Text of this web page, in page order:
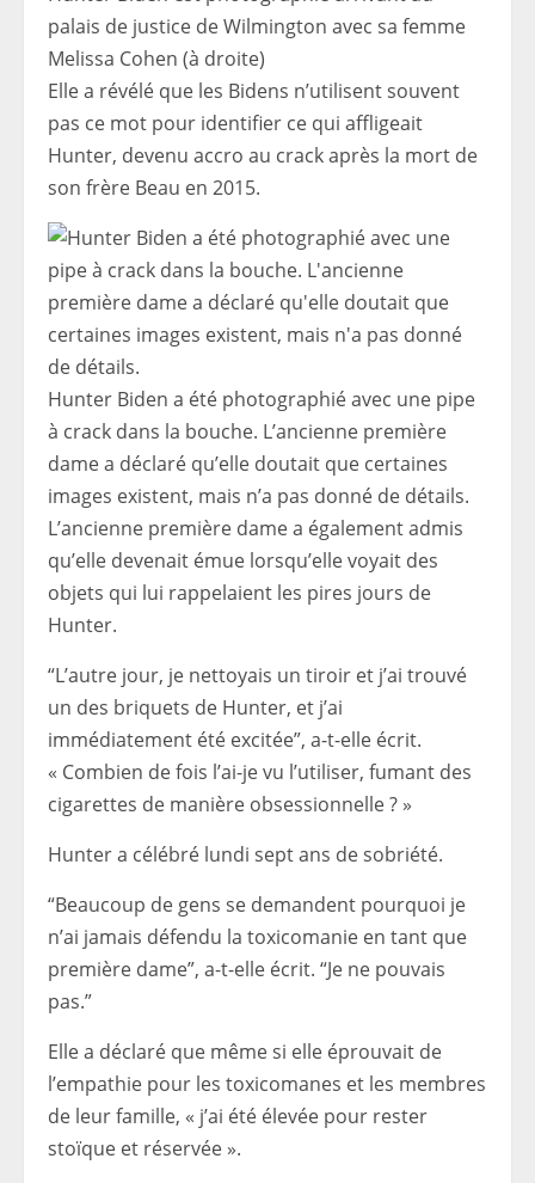
palais de justice de Wilmington avec sa femme
Melissa Cohen (à droite)
Elle a révélé que les Bidens n’utilisent souvent
pas ce mot pour identifier ce qui affligeait
Hunter, devenu accro au crack après la mort de
son frère Beau en 2015.
Hunter Biden a été photographié avec une pipe
à crack dans la bouche. L’ancienne première
dame a déclaré qu’elle doutait que certaines
images existent, mais n’a pas donné de détails.
L’ancienne première dame a également admis
qu’elle devenait émue lorsqu’elle voyait des
objets qui lui rappelaient les pires jours de
Hunter.
“L’autre jour, je nettoyais un tiroir et j’ai trouvé
un des briquets de Hunter, et j’ai
immédiatement été excitée”, a-t-elle écrit.
« Combien de fois l’ai-je vu l’utiliser, fumant des
cigarettes de manière obsessionnelle ? »
Hunter a célébré lundi sept ans de sobriété.
“Beaucoup de gens se demandent pourquoi je
n’ai jamais défendu la toxicomanie en tant que
première dame”, a-t-elle écrit. “Je ne pouvais
pas.”
Elle a déclaré que même si elle éprouvait de
l’empathie pour les toxicomanes et les membres
de leur famille, « j’ai été élevée pour rester
stoïque et réservée ».